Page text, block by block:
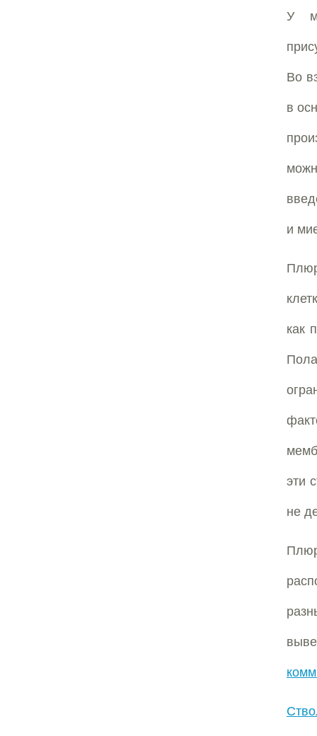
У
Во
в
и
как
эти
не